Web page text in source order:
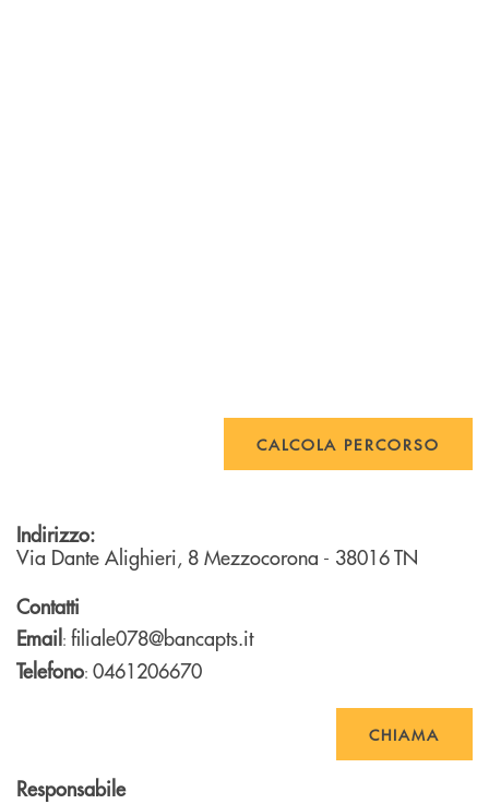
CALCOLA PERCORSO
Indirizzo:
Via Dante Alighieri, 8 Mezzocorona - 38016TN
Contatti
Email: filiale078@bancapts.it
Telefono: 0461206670
CHIAMA
Responsabile